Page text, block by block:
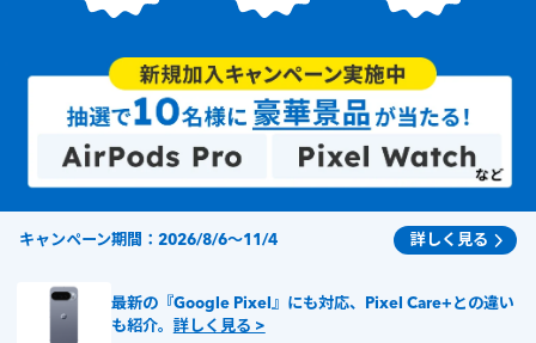
キャンペーン期間：2026/8/6～11/4 詳しく見る
最新の『Google Pixel』にも対応、Pixel Care+との違い
も紹介。 詳しく見る >